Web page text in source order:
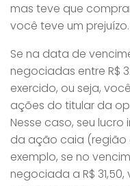
mas teve que
você teve um prejuízo.
Se na data de
negociadas entre R$
exercido, ou seja,
ações do titular da
Nesse caso, seu
da ação caia (região
exemplo, se no
negociada a R$